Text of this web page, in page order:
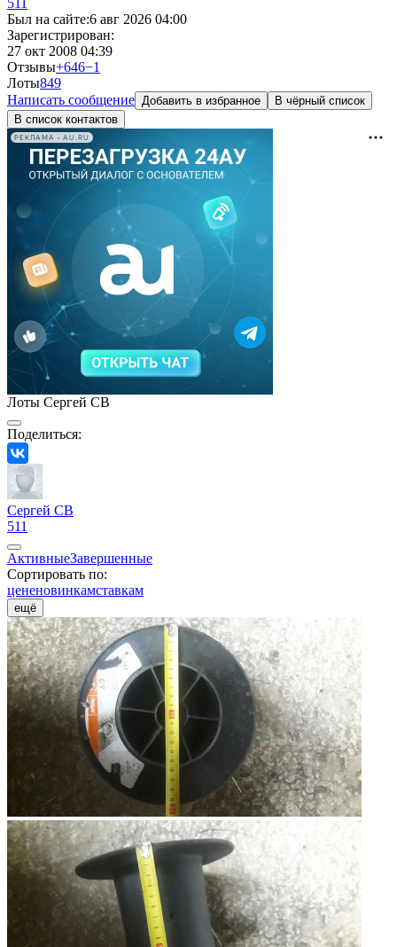
511
Был на сайте:6 авг 2026 04:00
Зарегистрирован:
27 окт 2008 04:39
Отзывы+646−1
Лоты849
Написать сообщение Добавить в избранное
В чёрный список
В список контактов
РЕКЛАМА • AU.RU
Лоты Сергей СВ
Поделиться:
Сергей СВ
511
АктивныеЗавершенные
Сортировать по:
цененовинкамставкам
ещё